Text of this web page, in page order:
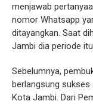
menjawab
nomor Whatsapp
ditayangkan. Saat
Jambi dia periode
Sebelumnya,
berlangsung sukses
Kota Jambi. Dari